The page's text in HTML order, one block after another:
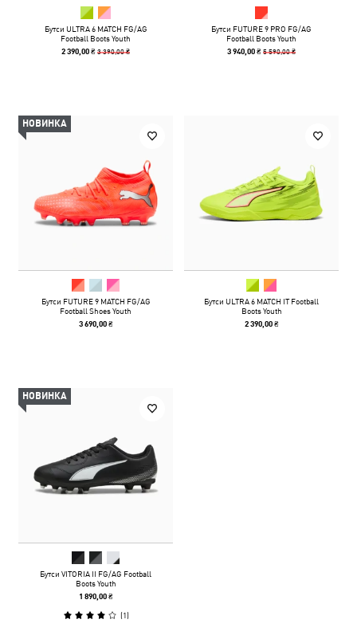
Бутси ULTRA 6 MATCH FG/AG
Football Boots Youth
2 390,00 ₴3 390,00 ₴
Бутси FUTURE 9 PRO FG/AG
Football Boots Youth
3 940,00 ₴5 590,00 ₴
НОВИНКА
Бутси FUTURE 9 MATCH FG/AG
Football Shoes Youth
3 690,00 ₴
Бутси ULTRA 6 MATCH IT Football
Boots Youth
2 390,00 ₴
НОВИНКА
Бутси VITORIA II FG/AG Football
Boots Youth
1 890,00 ₴
(1)